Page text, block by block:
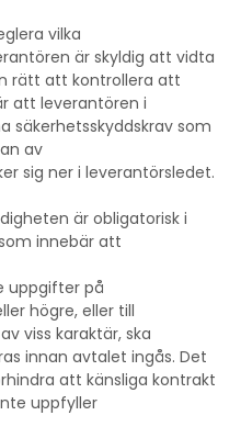
vilka
är skyldig att vidta
rätt att kontrollera att
att leverantören i
säkerhetsskyddskrav som
av
sig ner i leverantörsledet.
är obligatorisk i
innebär att
uppgifter på
högre, eller till
viss karaktär, ska
innan avtalet ingås. Det
att känsliga kontrakt
uppfyller